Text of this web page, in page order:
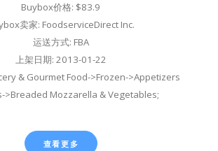
Buybox价格: $83.9
卖家: FoodserviceDirect Inc.
运送方式: FBA
上架日期: 2013-01-22
& Gourmet Food->Frozen->Appetizers
>Breaded Mozzarella & Vegetables;
查看更多